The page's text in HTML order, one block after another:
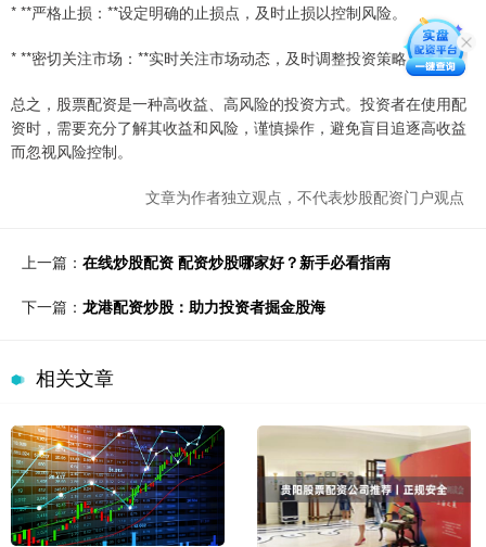
* **严格止损：**设定明确的止损点，及时止损以控制风险。
* **密切关注市场：**实时关注市场动态，及时调整投资策略。
总之，股票配资是一种高收益、高风险的投资方式。投资者在使用配
资时，需要充分了解其收益和风险，谨慎操作，避免盲目追逐高收益
而忽视风险控制。
文章为作者独立观点，不代表炒股配资门户观点
上一篇： 在线炒股配资 配资炒股哪家好？新手必看指南
下一篇： 龙港配资炒股：助力投资者掘金股海
相关文章